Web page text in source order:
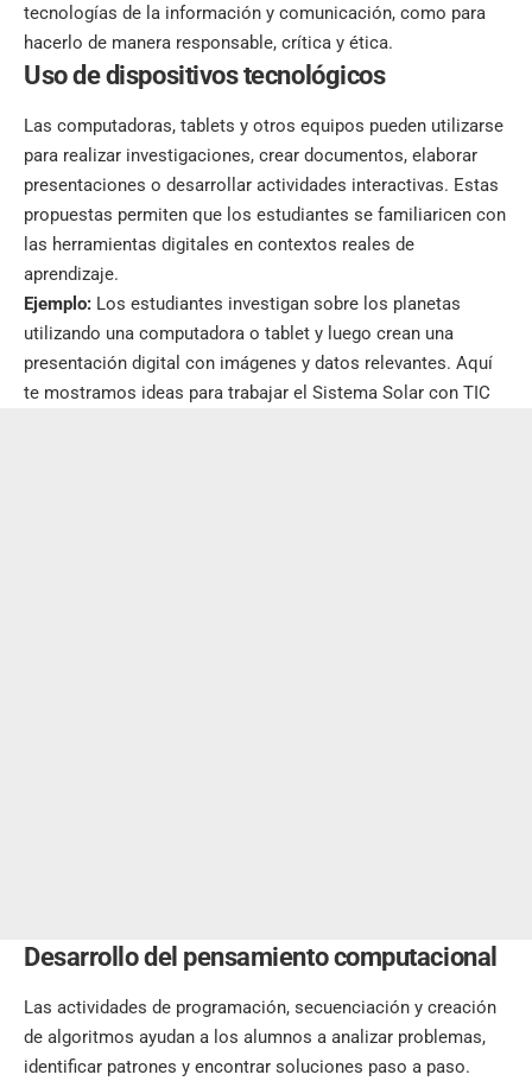
tecnologías de la información y comunicación, como para
hacerlo de manera responsable, crítica y ética.
Uso de dispositivos tecnológicos
Las computadoras, tablets y otros equipos pueden utilizarse
para realizar investigaciones, crear documentos, elaborar
presentaciones o desarrollar actividades interactivas. Estas
propuestas permiten que los estudiantes se familiaricen con
las herramientas digitales en contextos reales de
aprendizaje.
Ejemplo: Los estudiantes investigan sobre los planetas
utilizando una computadora o tablet y luego crean una
presentación digital con imágenes y datos relevantes. Aquí
te mostramos ideas para trabajar el Sistema Solar con TIC
Desarrollo del pensamiento computacional
Las actividades de programación, secuenciación y creación
de algoritmos ayudan a los alumnos a analizar problemas,
identificar patrones y encontrar soluciones paso a paso.